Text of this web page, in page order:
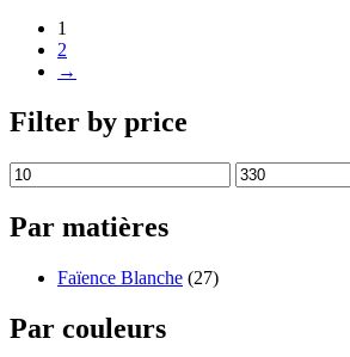
1
2
→
Filter by price
Par matières
Faïence Blanche (27)
Par couleurs